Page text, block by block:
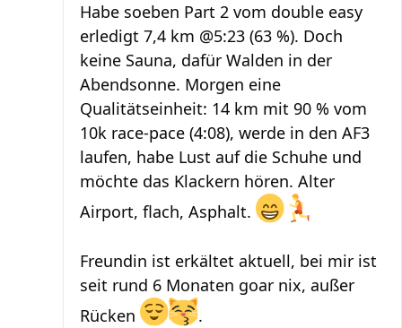
Habe soeben Part 2 vom double easy
erledigt 7,4 km @5:23 (63 %). Doch
keine Sauna, dafür Walden in der
Abendsonne. Morgen eine
Qualitätseinheit: 14 km mit 90 % vom
10k race-pace (4:08), werde in den AF3
laufen, habe Lust auf die Schuhe und
möchte das Klackern hören. Alter
Airport, flach, Asphalt.
Freundin ist erkältet aktuell, bei mir ist
seit rund 6 Monaten goar nix, außer
Rücken
.